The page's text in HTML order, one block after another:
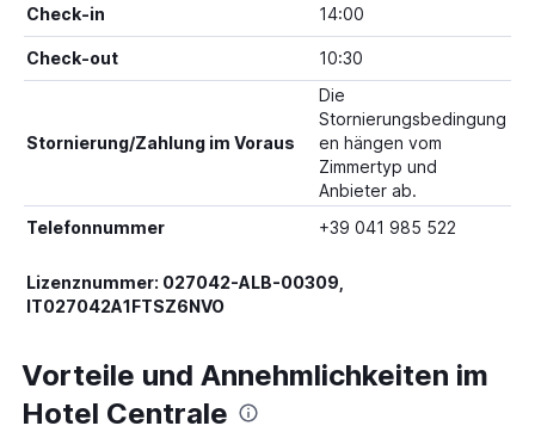
Check-in 14:00
Check-out 10:30
Stornierung/Zahlung im Voraus
Die
Stornierungsbedingung
en hängen vom
Zimmertyp und
Anbieter ab.
Telefonnummer
+39 041 985 522
Lizenznummer: 027042-ALB-00309,
IT027042A1FTSZ6NVO
Vorteile und Annehmlichkeiten im
Hotel Centrale